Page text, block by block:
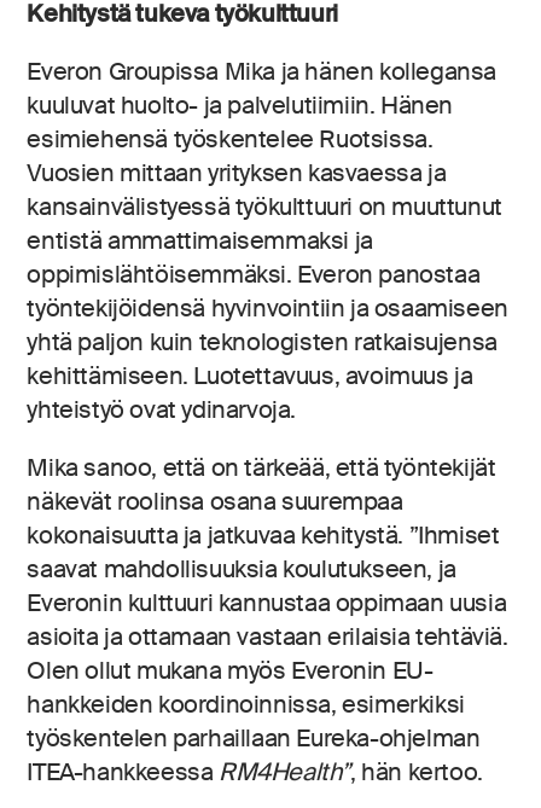
Kehitystä tukeva työkulttuuri
Everon Groupissa Mika ja hänen kollegansa
kuuluvat huolto- ja palvelutiimiin. Hänen
esimiehensä työskentelee Ruotsissa.
Vuosien mittaan yrityksen kasvaessa ja
kansainvälistyessä työkulttuuri on muuttunut
entistä ammattimaisemmaksi ja
oppimislähtöisemmäksi. Everon panostaa
työntekijöidensä hyvinvointiin ja osaamiseen
yhtä paljon kuin teknologisten ratkaisujensa
kehittämiseen. Luotettavuus, avoimuus ja
yhteistyö ovat ydinarvoja.
Mika sanoo, että on tärkeää, että työntekijät
näkevät roolinsa osana suurempaa
kokonaisuutta ja jatkuvaa kehitystä. ”Ihmiset
saavat mahdollisuuksia koulutukseen, ja
Everonin kulttuuri kannustaa oppimaan uusia
asioita ja ottamaan vastaan erilaisia tehtäviä.
Olen ollut mukana myös Everonin EU-
hankkeiden koordinoinnissa, esimerkiksi
työskentelen parhaillaan Eureka-ohjelman
ITEA-hankkeessa RM4Health”, hän kertoo.